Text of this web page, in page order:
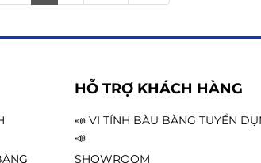
HỖ TRỢ KHÁCH HÀNG
📣 VI TÍNH BÀU BÀNG TUYỂN
📣
SHOWROOM